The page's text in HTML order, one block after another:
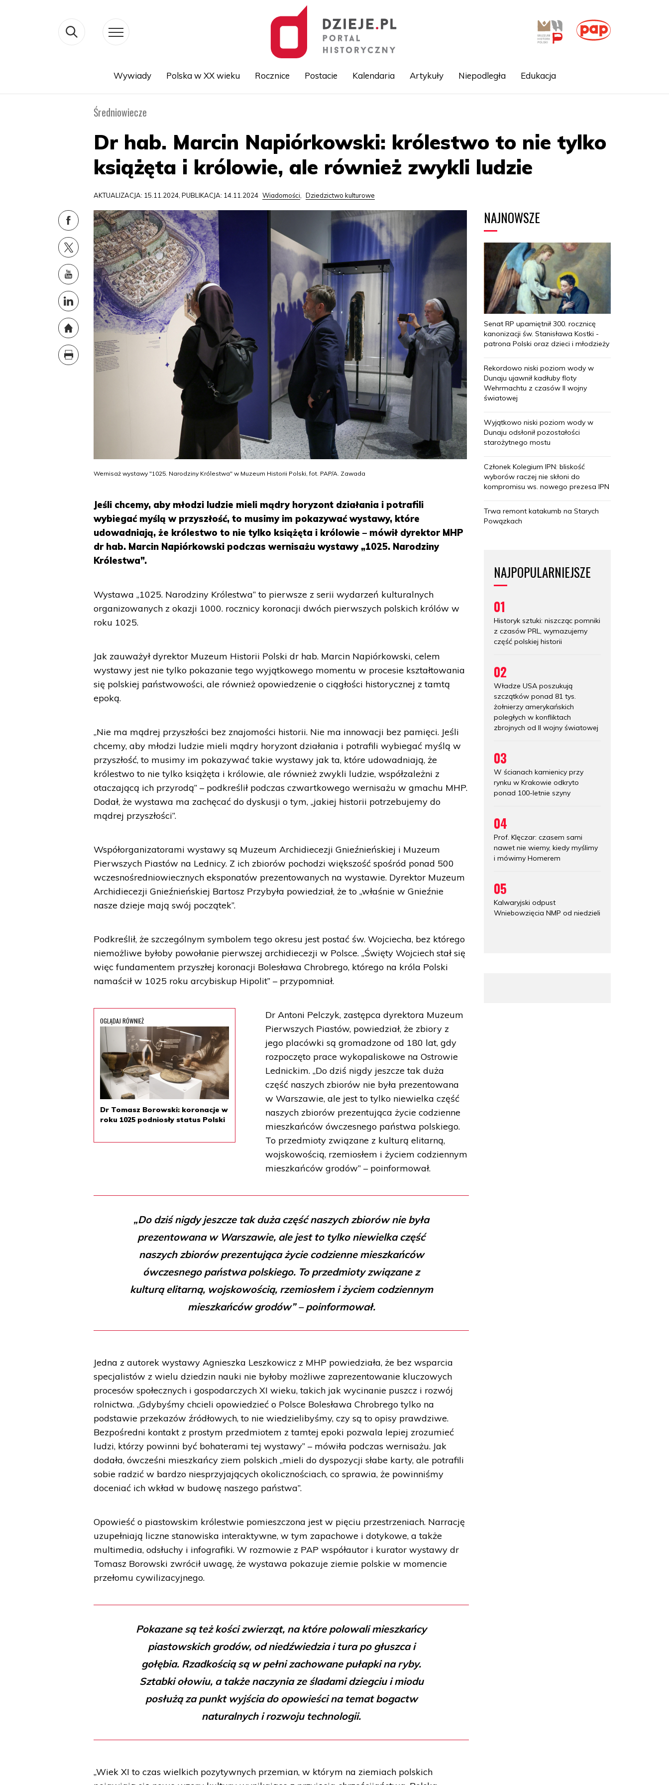
Wywiady Polska w XX wieku Rocznice Postacie Kalendaria Artykuły Niepodległa Edukacja
Średniowiecze
Dr hab. Marcin Napiórkowski: królestwo to nie tylko
książęta i królowie, ale również zwykli ludzie
AKTUALIZACJA: 15.11.2024, PUBLIKACJA: 14.11.2024 Wiadomości, Dziedzictwo kulturowe
Wernisaż wystawy "1025. Narodziny Królestwa" w Muzeum Historii Polski, fot. PAP/A. Zawada
Jeśli chcemy, aby młodzi ludzie mieli mądry horyzont działania i potrafili
wybiegać myślą w przyszłość, to musimy im pokazywać wystawy, które
udowadniają, że królestwo to nie tylko książęta i królowie – mówił dyrektor MHP
dr hab. Marcin Napiórkowski podczas wernisażu wystawy „1025. Narodziny
Królestwa”.
Wystawa „1025. Narodziny Królestwa” to pierwsze z serii wydarzeń kulturalnych
organizowanych z okazji 1000. rocznicy koronacji dwóch pierwszych polskich królów w
roku 1025.
Jak zauważył dyrektor Muzeum Historii Polski dr hab. Marcin Napiórkowski, celem
wystawy jest nie tylko pokazanie tego wyjątkowego momentu w procesie kształtowania
się polskiej państwowości, ale również opowiedzenie o ciągłości historycznej z tamtą
epoką.
„Nie ma mądrej przyszłości bez znajomości historii. Nie ma innowacji bez pamięci. Jeśli
chcemy, aby młodzi ludzie mieli mądry horyzont działania i potrafili wybiegać myślą w
przyszłość, to musimy im pokazywać takie wystawy jak ta, które udowadniają, że
królestwo to nie tylko książęta i królowie, ale również zwykli ludzie, współzależni z
otaczającą ich przyrodą” – podkreślił podczas czwartkowego wernisażu w gmachu MHP.
Dodał, że wystawa ma zachęcać do dyskusji o tym, „jakiej historii potrzebujemy do
mądrej przyszłości”.
Współorganizatorami wystawy są Muzeum Archidiecezji Gnieźnieńskiej i Muzeum
Pierwszych Piastów na Lednicy. Z ich zbiorów pochodzi większość spośród ponad 500
wczesnośredniowiecznych eksponatów prezentowanych na wystawie. Dyrektor Muzeum
Archidiecezji Gnieźnieńskiej Bartosz Przybyła powiedział, że to „właśnie w Gnieźnie
nasze dzieje mają swój początek”.
Podkreślił, że szczególnym symbolem tego okresu jest postać św. Wojciecha, bez którego
niemożliwe byłoby powołanie pierwszej archidiecezji w Polsce. „Święty Wojciech stał się
więc fundamentem przyszłej koronacji Bolesława Chrobrego, którego na króla Polski
namaścił w 1025 roku arcybiskup Hipolit” – przypomniał.
OGLĄDAJ RÓWNIEŻ
Dr Tomasz Borowski: koronacje w
roku 1025 podniosły status Polski
Dr Antoni Pelczyk, zastępca dyrektora Muzeum
Pierwszych Piastów, powiedział, że zbiory z
jego placówki są gromadzone od 180 lat, gdy
rozpoczęto prace wykopaliskowe na Ostrowie
Lednickim. „Do dziś nigdy jeszcze tak duża
część naszych zbiorów nie była prezentowana
w Warszawie, ale jest to tylko niewielka część
naszych zbiorów prezentująca życie codzienne
mieszkańców ówczesnego państwa polskiego.
To przedmioty związane z kulturą elitarną,
wojskowością, rzemiosłem i życiem codziennym
mieszkańców grodów” – poinformował.
„Do dziś nigdy jeszcze tak duża część naszych zbiorów nie była
prezentowana w Warszawie, ale jest to tylko niewielka część
naszych zbiorów prezentująca życie codzienne mieszkańców
ówczesnego państwa polskiego. To przedmioty związane z
kulturą elitarną, wojskowością, rzemiosłem i życiem codziennym
mieszkańców grodów” – poinformował.
Jedna z autorek wystawy Agnieszka Leszkowicz z MHP powiedziała, że bez wsparcia
specjalistów z wielu dziedzin nauki nie byłoby możliwe zaprezentowanie kluczowych
procesów społecznych i gospodarczych XI wieku, takich jak wycinanie puszcz i rozwój
rolnictwa. „Gdybyśmy chcieli opowiedzieć o Polsce Bolesława Chrobrego tylko na
podstawie przekazów źródłowych, to nie wiedzielibyśmy, czy są to opisy prawdziwe.
Bezpośredni kontakt z prostym przedmiotem z tamtej epoki pozwala lepiej zrozumieć
ludzi, którzy powinni być bohaterami tej wystawy” – mówiła podczas wernisażu. Jak
dodała, ówcześni mieszkańcy ziem polskich „mieli do dyspozycji słabe karty, ale potrafili
sobie radzić w bardzo niesprzyjających okolicznościach, co sprawia, że powinniśmy
doceniać ich wkład w budowę naszego państwa”.
Opowieść o piastowskim królestwie pomieszczona jest w pięciu przestrzeniach. Narrację
uzupełniają liczne stanowiska interaktywne, w tym zapachowe i dotykowe, a także
multimedia, odsłuchy i infografiki. W rozmowie z PAP współautor i kurator wystawy dr
Tomasz Borowski zwrócił uwagę, że wystawa pokazuje ziemie polskie w momencie
przełomu cywilizacyjnego.
Pokazane są też kości zwierząt, na które polowali mieszkańcy
piastowskich grodów, od niedźwiedzia i tura po głuszca i
gołębia. Rzadkością są w pełni zachowane pułapki na ryby.
Sztabki ołowiu, a także naczynia ze śladami dziegciu i miodu
posłużą za punkt wyjścia do opowieści na temat bogactw
naturalnych i rozwoju technologii.
„Wiek XI to czas wielkich pozytywnych przemian, w którym na ziemiach polskich
NAJNOWSZE
Senat RP upamiętnił 300. rocznicę
kanonizacji św. Stanisława Kostki -
patrona Polski oraz dzieci i młodzieży
Rekordowo niski poziom wody w
Dunaju ujawnił kadłuby floty
Wehrmachtu z czasów II wojny
światowej
Wyjątkowo niski poziom wody w
Dunaju odsłonił pozostałości
starożytnego mostu
Członek Kolegium IPN: bliskość
wyborów raczej nie skłoni do
kompromisu ws. nowego prezesa IPN
Trwa remont katakumb na Starych
Powązkach
NAJPOPULARNIEJSZE
01
Historyk sztuki: niszcząc pomniki
z czasów PRL, wymazujemy
część polskiej historii
02
Władze USA poszukują
szczątków ponad 81 tys.
żołnierzy amerykańskich
poległych w konfliktach
zbrojnych od II wojny światowej
03
W ścianach kamienicy przy
rynku w Krakowie odkryto
ponad 100-letnie szyny
04
Prof. Klęczar: czasem sami
nawet nie wiemy, kiedy myślimy
i mówimy Homerem
05
Kalwaryjski odpust
Wniebowzięcia NMP od niedzieli